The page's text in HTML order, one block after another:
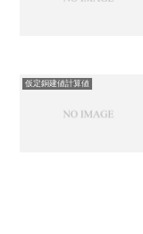
仮定銅建値計算値